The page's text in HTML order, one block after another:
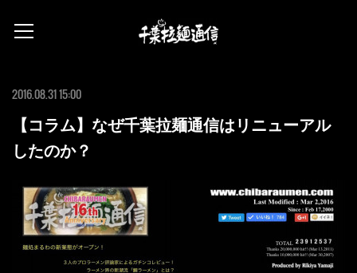
2016.08.31 15:00
【コラム】なぜ千葉拉麺通信はリニューアル
したのか？